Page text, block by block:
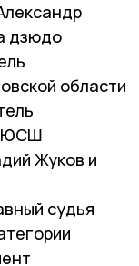
дзюдо
области
Жуков и
судья